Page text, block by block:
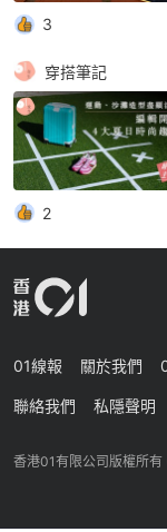
3
穿搭筆記
2
01線報 關於我們
聯絡我們 私隱聲明
香港01有限公司版權所